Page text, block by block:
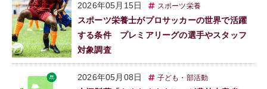
2026年05月15日 スポーツ栄養
スポーツ栄養士がプロサッカーの世界で活躍
する条件 プレミアリーグの選手やスタッフ
対象調査
2026年05月08日 子ども・部活動